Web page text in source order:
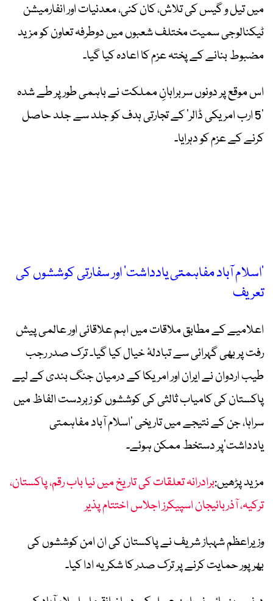
میں تیل و گیس کی تلاش، کان کنی، معدنیات اور انفارمیشن
ٹیکنالوجی سمیت مختلف شعبوں میں دوطرفہ تعاون کو مزید
مضبوط بنانے کے پختہ عزم کا اعادہ کیا گیا۔
اس موقع پر دونوں سربراہانِ مملکت نے باہمی طور پر طے شدہ
’5 ارب امریکی ڈالر‘ کے تجارتی ہدف کو جلد سے جلد حاصل
کرنے کے عزم کو دہرایا۔
’اسلام آباد مفاہمتی یادداشت‘ اور سفارتی کوششوں کی
تعریف
اعلامیے کے مطابق ملاقات میں اہم علاقائی اور عالمی پیش
رفت پر بھی گہرائی سے تبادلۂ خیال کیا گیا۔ ترک صدر رجب
طیب اردوان نے ایران اور امریکا کے درمیان جنگ بندی کے لیے
پاکستان کی کامیاب ثالثی کی کوششوں کو زبردست الفاظ میں
سراہا، جن کے نتیجے میں تاریخی ’اسلام آباد مفاہمتی
یادداشت‘پر دستخط ممکن ہوئے۔
مزید پڑھیں:برادرانہ تعلقات کی تاریخ میں نیا باب رقم، پاکستان،
ترکیہ، آذربائیجان اسپیکرز اجلاس اختتام پذیر
وزیراعظم شہباز شریف نے پاکستان کی ان امن کوششوں کی
بھرپور حمایت کرنے پر ترک صدر کا شکریہ ادا کیا۔